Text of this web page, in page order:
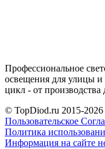
Профессиональное
освещения для улицы
цикл - от производства
© TopDiod.ru 2015-2026
Пользовательское
Политика
Информация на сайте